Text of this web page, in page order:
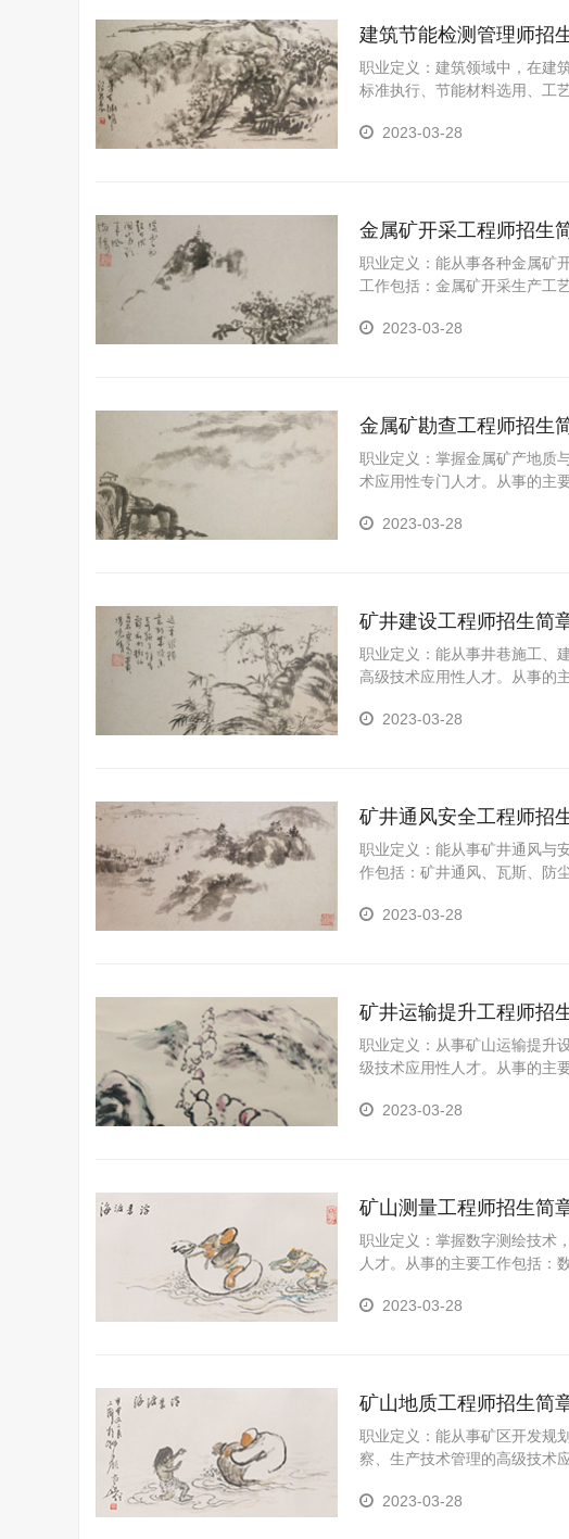
建筑节能检测管理师招
职业定义：建筑领域中，在建
标准执行、节能材料选用、工
2023-03-28
金属矿开采工程师招生
职业定义：能从事各种金属矿
工作包括：金属矿开采生产工
2023-03-28
金属矿勘查工程师招生
职业定义：掌握金属矿产地质
术应用性专门人才。从事的主
2023-03-28
矿井建设工程师招生简
职业定义：能从事井巷施工、
高级技术应用性人才。从事的
2023-03-28
矿井通风安全工程师招
职业定义：能从事矿井通风与
作包括：矿井通风、瓦斯、防
2023-03-28
矿井运输提升工程师招
职业定义：从事矿山运输提升
级技术应用性人才。从事的主
2023-03-28
矿山测量工程师招生简
职业定义：掌握数字测绘技术
人才。从事的主要工作包括：
2023-03-28
矿山地质工程师招生简
职业定义：能从事矿区开发规
察、生产技术管理的高级技术
2023-03-28